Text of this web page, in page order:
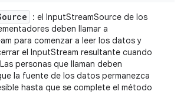
: el InputStreamSource de los
deben llamar a
para comenzar a leer los datos y
el InputStream resultante cuando
personas que llaman deben
la fuente de los datos permanezca
hasta que se complete el método